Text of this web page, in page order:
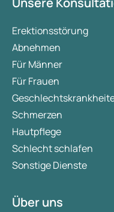
Erektionsstörung
Abnehmen
Für Männer
Für Frauen
Schmerzen
Hautpflege
Schlecht schlafen
Sonstige Dienste
Über uns